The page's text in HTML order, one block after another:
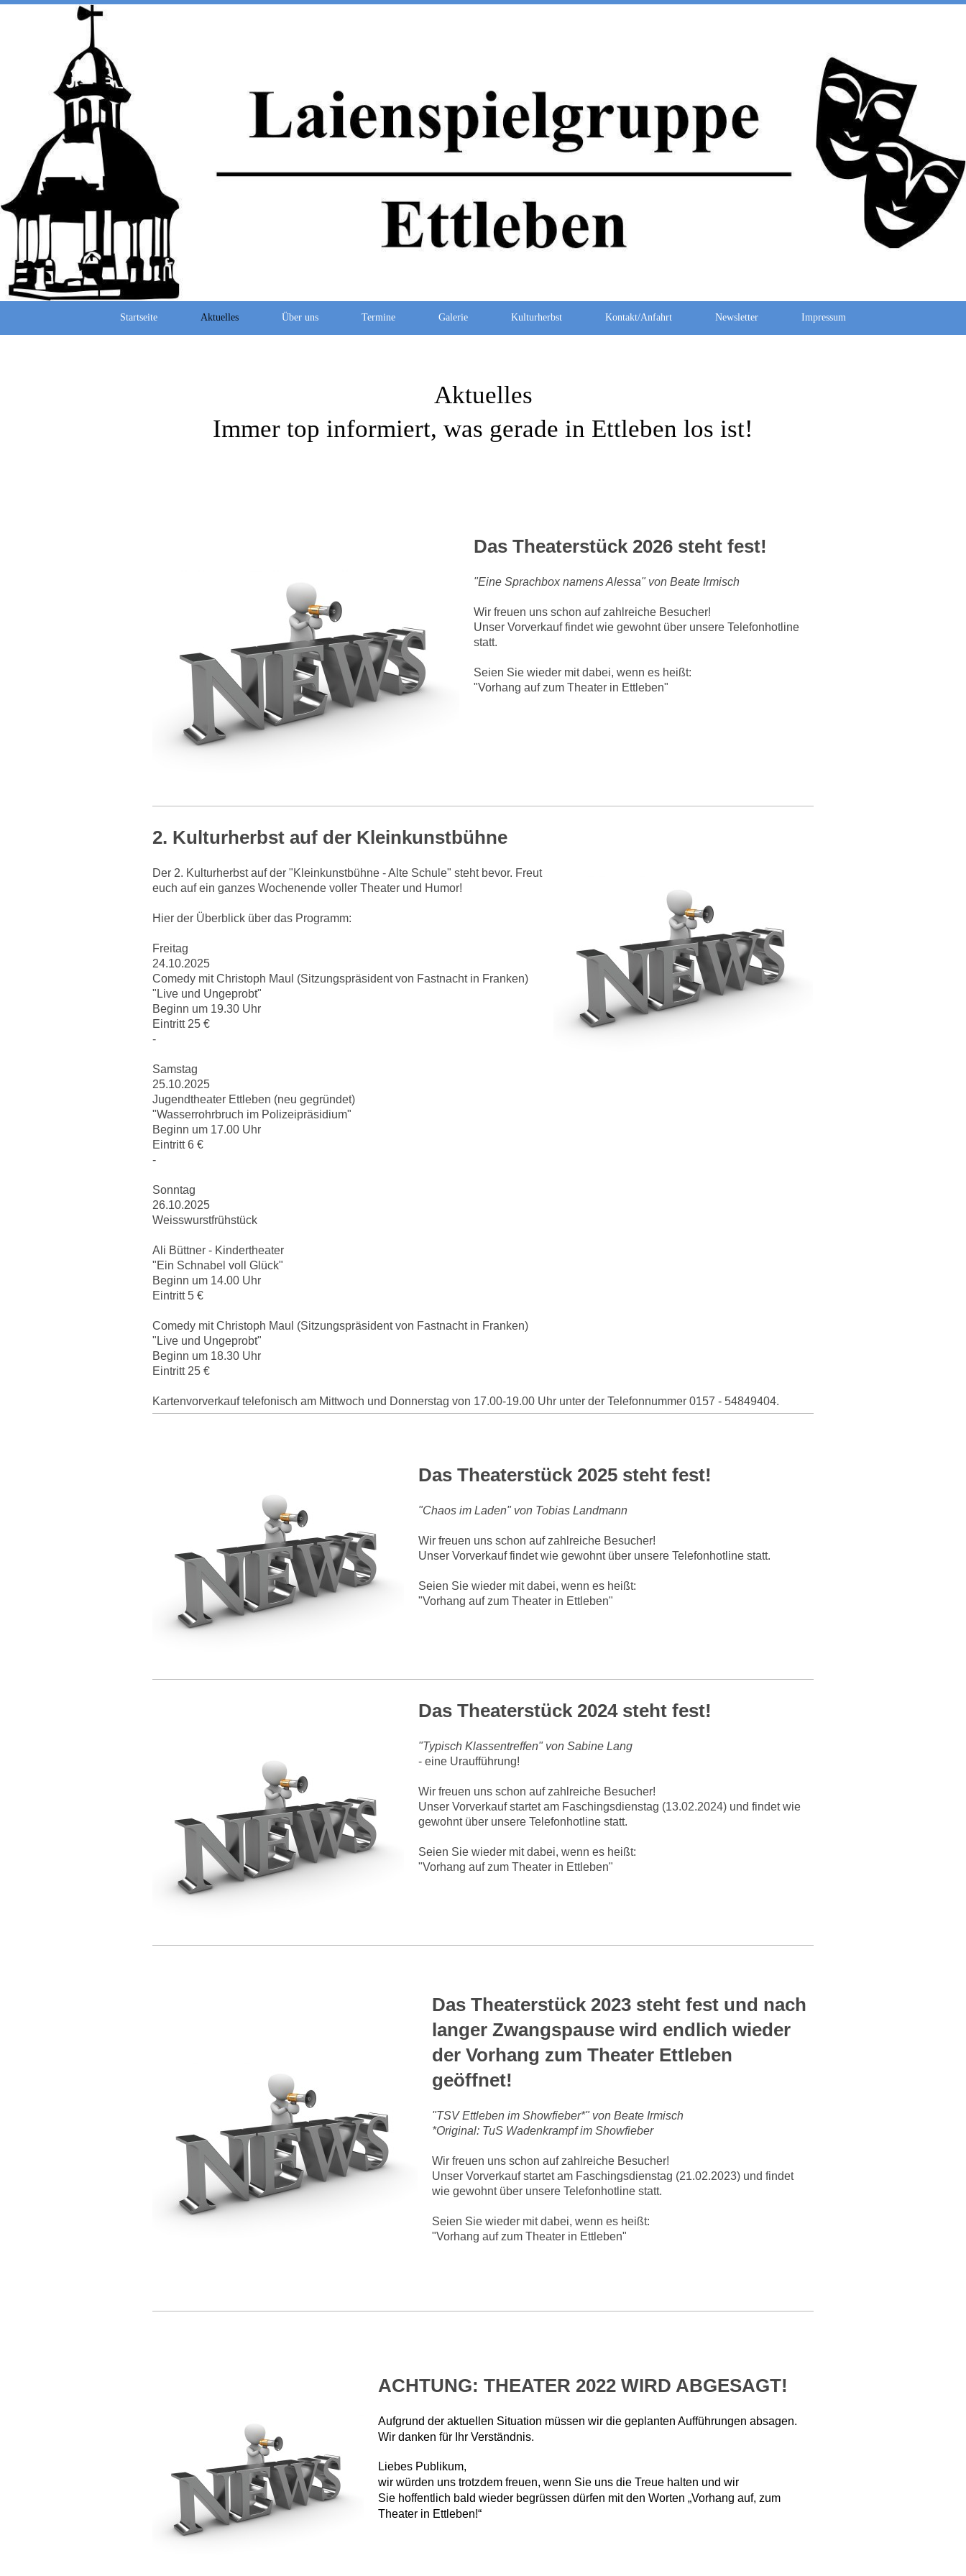
Startseite Aktuelles Über uns Termine Galerie Kulturherbst Kontakt/Anfahrt Newsletter Impressum
Aktuelles
Immer top informiert, was gerade in Ettleben los ist!
Das Theaterstück 2026 steht fest!
"Eine Sprachbox namens Alessa" von Beate Irmisch
Wir freuen uns schon auf zahlreiche Besucher!
Unser Vorverkauf findet wie gewohnt über unsere Telefonhotline
statt.
Seien Sie wieder mit dabei, wenn es heißt:
"Vorhang auf zum Theater in Ettleben"
2. Kulturherbst auf der Kleinkunstbühne
Der 2. Kulturherbst auf der "Kleinkunstbühne - Alte Schule" steht bevor. Freut
euch auf ein ganzes Wochenende voller Theater und Humor!
Hier der Überblick über das Programm:
Freitag
24.10.2025
Comedy mit Christoph Maul (Sitzungspräsident von Fastnacht in Franken)
" Live und Ungeprobt"
Beginn um 19.30 Uhr
Eintritt 25 €
-
Samstag
25.10.2025
Jugendtheater Ettleben (neu gegründet)
"Wasserrohrbruch im Polizeipräsidium"
Beginn um 17.00 Uhr
Eintritt 6 €
-
Sonntag
26.10.2025
Weisswurstfrühstück
Ali Büttner - Kindertheater
"Ein Schnabel voll Glück"
Beginn um 14.00 Uhr
Eintritt 5 €
Comedy mit Christoph Maul (Sitzungspräsident von Fastnacht in Franken)
"Live und Ungeprobt"
Beginn um 18.30 Uhr
Eintritt 25 €
Kartenvorverkauf telefonisch am Mittwoch und Donnerstag von 17.00-19.00 Uhr unter der Telefonnummer 0157 - 54849404.
Das Theaterstück 2025 steht fest!
"Chaos im Laden" von Tobias Landmann
Wir freuen uns schon auf zahlreiche Besucher!
Unser Vorverkauf findet wie gewohnt über unsere Telefonhotline statt.
Seien Sie wieder mit dabei, wenn es heißt:
"Vorhang auf zum Theater in Ettleben"
Das Theaterstück 2024 steht fest!
"Typisch Klassentreffen" von Sabine Lang
- eine Uraufführung!
Wir freuen uns schon auf zahlreiche Besucher!
Unser Vorverkauf startet am Faschingsdienstag (13.02.2024) und findet wie
gewohnt über unsere Telefonhotline statt.
Seien Sie wieder mit dabei, wenn es heißt:
"Vorhang auf zum Theater in Ettleben"
Das Theaterstück 2023 steht fest und nach
langer Zwangspause wird endlich wieder
der Vorhang zum Theater Ettleben
geöffnet!
"TSV Ettleben im Showfieber*" von Beate Irmisch
*Original: TuS Wadenkrampf im Showfieber
Wir freuen uns schon auf zahlreiche Besucher!
Unser Vorverkauf startet am Faschingsdienstag (21.02.2023) und findet
wie gewohnt über unsere Telefonhotline statt.
Seien Sie wieder mit dabei, wenn es heißt:
"Vorhang auf zum Theater in Ettleben"
ACHTUNG: THEATER 2022 WIRD ABGESAGT!
Aufgrund der aktuellen Situation müssen wir die geplanten Aufführungen absagen.
Wir danken für Ihr Verständnis.
Liebes Publikum,
wir würden uns trotzdem freuen, wenn Sie uns die Treue halten und wir
Sie hoffentlich bald wieder begrüssen dürfen mitden Worten „Vorhang auf, zum
Theater in Ettleben!“